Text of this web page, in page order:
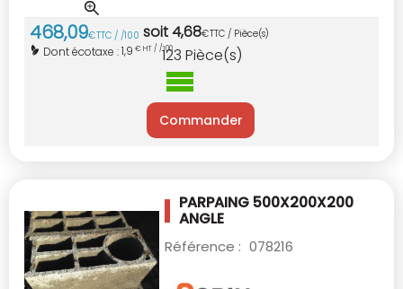
468,09€TTC / /100 soit4,68€TTC / Pièce(s)
Dont écotaxe :1,9 € HT / /100123 Pièce(s)
Commander
PARPAING 500X200X200
ANGLE
Référence : 078216